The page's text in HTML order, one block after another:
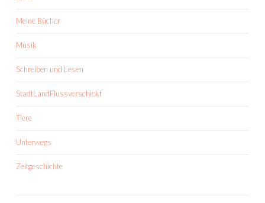
Meine Bücher
Musik
Schreiben und Lesen
StadtLandFlussverschickt
Tiere
Unterwegs
Zeitgeschichte